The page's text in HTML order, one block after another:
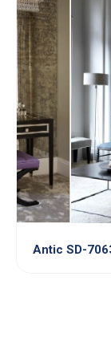
Antic SD-